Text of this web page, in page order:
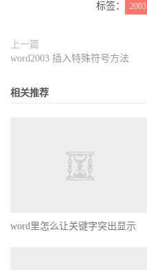
标签： 2003
上一篇
word2003 插入特殊符号方法
相关推荐
word里怎么让关键字突出显示